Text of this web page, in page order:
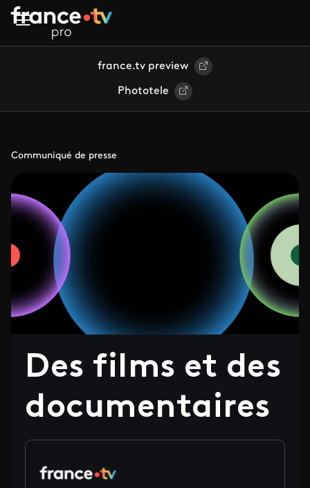
Aller au contenu principal
france.tv preview
Phototele
Communiqué de presse
Des films et des
documentaires